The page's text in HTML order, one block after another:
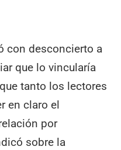
con desconcierto a
que lo vincularía
tanto los lectores
en claro el
por
sobre la